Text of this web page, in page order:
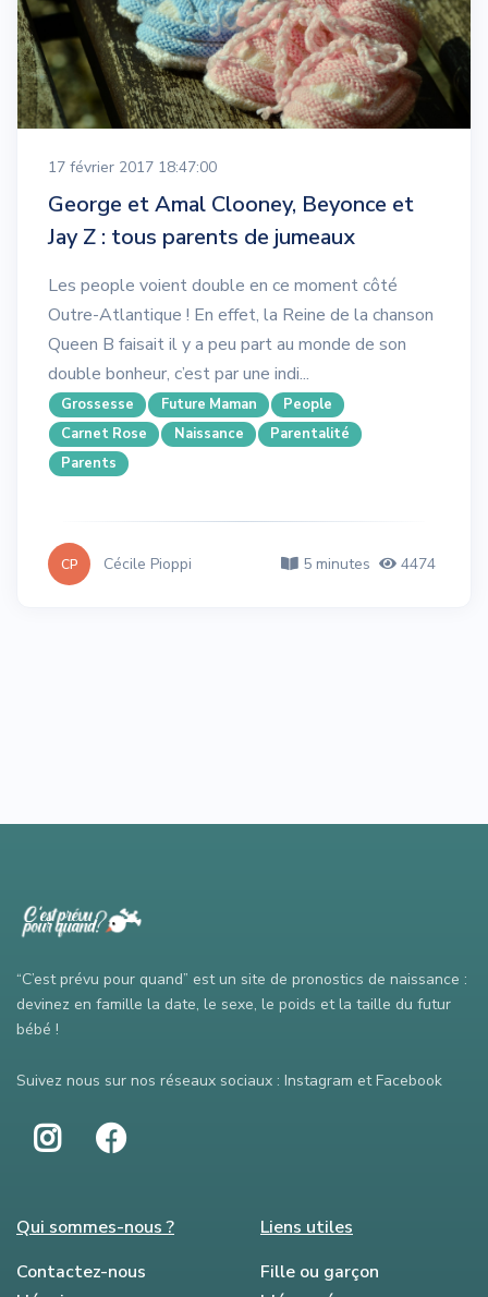
17 février 2017 18:47:00
George et Amal Clooney, Beyonce et
Jay Z : tous parents de jumeaux
Les people voient double en ce moment côté
Outre-Atlantique ! En effet, la Reine de la chanson
Queen B faisait il y a peu part au monde de son
double bonheur, c’est par une indi...
Grossesse Future Maman
People
Carnet Rose
Naissance
Parentalité
Parents
CP Cécile Pioppi 5 minutes 4474
“C’est prévu pour quand” est un site de pronostics de naissance :
devinez en famille la date, le sexe, le poids et la taille du futur
bébé !
Suivez nous sur nos réseaux sociaux : Instagram et Facebook
Qui sommes-nous ?
Contactez-nous
Liens utiles
Fille ou garçon